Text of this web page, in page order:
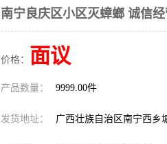
南宁良庆区小区灭蟑螂 诚信
价格： 面议
产品数量： 9999.00件
发货地址： 广西壮族自治区南宁西乡